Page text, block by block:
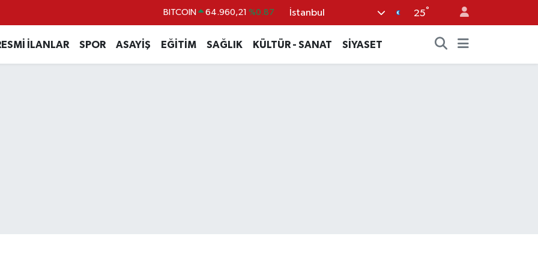
BITCOIN 64.960,21 %0.87 İstanbul 25°
İLANLAR SPOR ASAYİŞ EĞİTİM SAĞLIK KÜLTÜR - SANAT SİYASET